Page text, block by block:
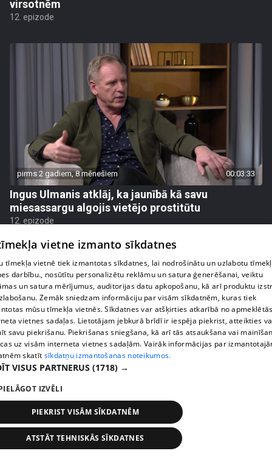
virsotnēm
12. epizode
pirms 2 gadiem, 8 mēnešiem 00:03:33
Ingus Ulmanis atklāj, ka jaunībā kā savu
miesassargu algojis vietējo prostitūtu
12. epizode
Ar ko Ingus Ulmanis nodarbojas, kad viņam apnīk
strādāt ar mūziku?
12. epizode
vietne izmanto sīkdatnes
tīmekļa vietnē tiek izmantotas sīkdatnes, lai nodrošinātu un uzlabotu
darbību., nosūtītu personalizētu reklāmu un satura ģenerēšanai, veiktu
un satura mērījumus, auditorijas datu apkopošanu, kā arī produktu
Zemāk sniedzam informāciju par visām sīkdatnēm, kuras tiek
mūsu tīmekļa vietnēs. Sīkdatnes var atšķirties atkarībā no
vietnes sadaļas. Lietotājam jebkurā brīdī ir iespēja piekrist, atteikties
savu piekrišanu. Piekrišanas sniegšana, kā arī tās atsaukšana vai
uz visām interneta vietnes sadaļām. Vairāk informācijas par
skatīt sīkdatņu izmantošanas noteikumos.
VISUS PARTNERUS (1718) →
IZVĒLI
PIEKRIST VISĀM SĪKDATNĒM
ATSTĀT TEHNISKĀS SĪKDATNES